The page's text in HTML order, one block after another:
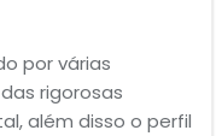
por várias
rigorosas
além disso o perfil